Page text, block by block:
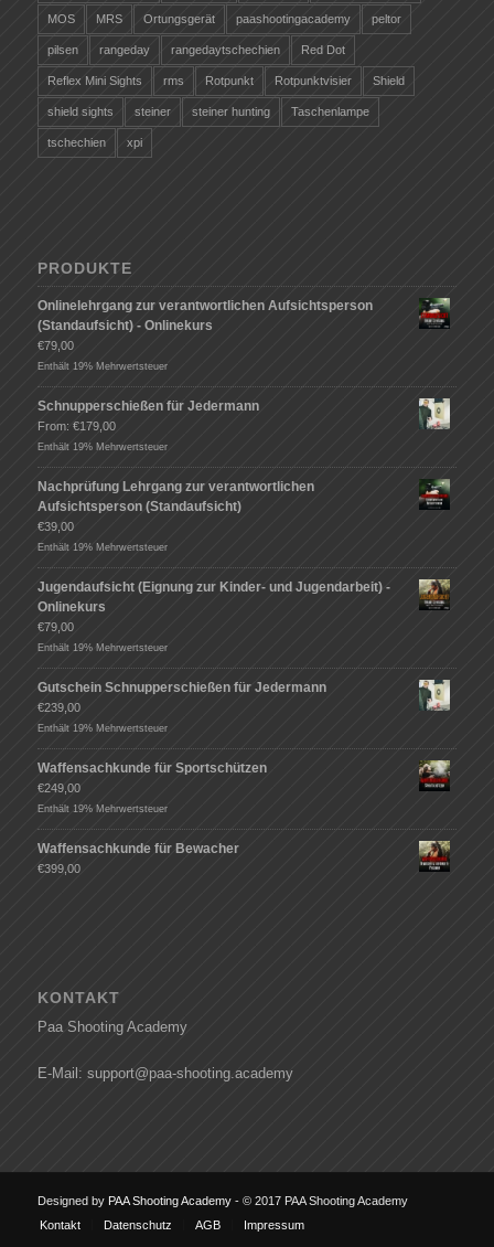
MOS MRS Ortungsgerät paashootingacademy peltor
pilsen rangeday rangedaytschechien Red Dot
Reflex Mini Sights rms Rotpunkt Rotpunktvisier Shield
shield sights steiner steiner hunting Taschenlampe
tschechien xpi
PRODUKTE
Onlinelehrgang zur verantwortlichen Aufsichtsperson
(Standaufsicht) - Onlinekurs
€79,00
Enthält 19% Mehrwertsteuer
Schnupperschießen für Jedermann
From: €179,00
Enthält 19% Mehrwertsteuer
Nachprüfung Lehrgang zur verantwortlichen
Aufsichtsperson (Standaufsicht)
€39,00
Enthält 19% Mehrwertsteuer
Jugendaufsicht (Eignung zur Kinder- und Jugendarbeit) -
Onlinekurs
€79,00
Enthält 19% Mehrwertsteuer
Gutschein Schnupperschießen für Jedermann
€239,00
Enthält 19% Mehrwertsteuer
Waffensachkunde für Sportschützen
€249,00
Enthält 19% Mehrwertsteuer
Waffensachkunde für Bewacher
€399,00
KONTAKT
Paa Shooting Academy
E-Mail: support@paa-shooting.academy
Designed by PAA Shooting Academy- © 2017 PAA Shooting Academy
Kontakt
Datenschutz AGB Impressum